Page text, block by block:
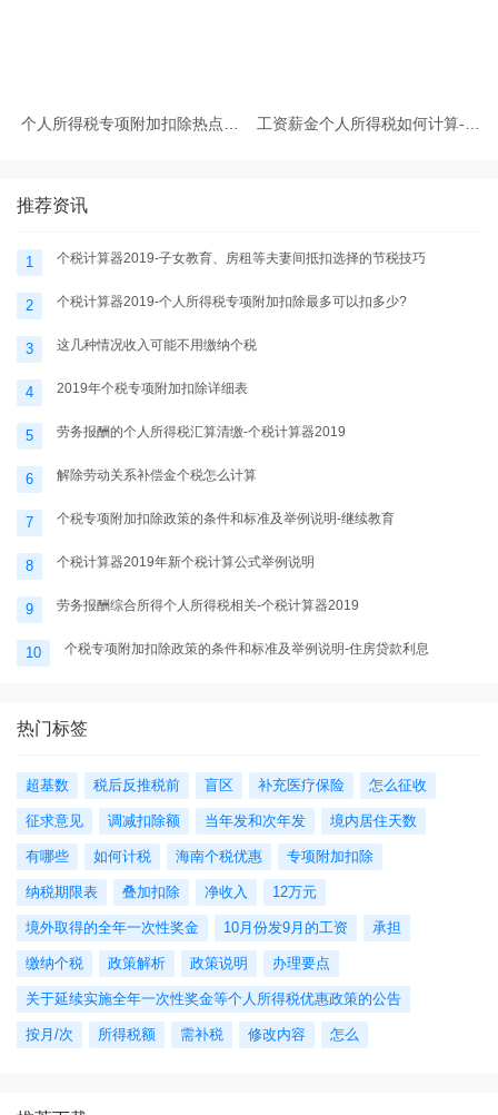
个人所得税专项附加扣除热点问
工资薪金个人所得税如何计算-个
推荐资讯
1 个税计算器2019-子女教育、房租等夫妻间抵扣选择的节税技巧
2 个税计算器2019-个人所得税专项附加扣除最多可以扣多少?
3 这几种情况收入可能不用缴纳个税
4 2019年个税专项附加扣除详细表
5 劳务报酬的个人所得税汇算清缴-个税计算器2019
6 解除劳动关系补偿金个税怎么计算
7 个税专项附加扣除政策的条件和标准及举例说明-继续教育
8 个税计算器2019年新个税计算公式举例说明
9 劳务报酬综合所得个人所得税相关-个税计算器2019
10 个税专项附加扣除政策的条件和标准及举例说明-住房贷款利息
热门标签
超基数 税后反推税前 盲区 补充医疗保险 怎么征收
征求意见 调减扣除额 当年发和次年发 境内居住天数
有哪些 如何计税 海南个税优惠 专项附加扣除
纳税期限表 叠加扣除 净收入 12万元
境外取得的全年一次性奖金 10月份发9月的工资 承担
缴纳个税 政策解析 政策说明 办理要点
关于延续实施全年一次性奖金等个人所得税优惠政策的公告
按月/次 所得税额 需补税 修改内容 怎么